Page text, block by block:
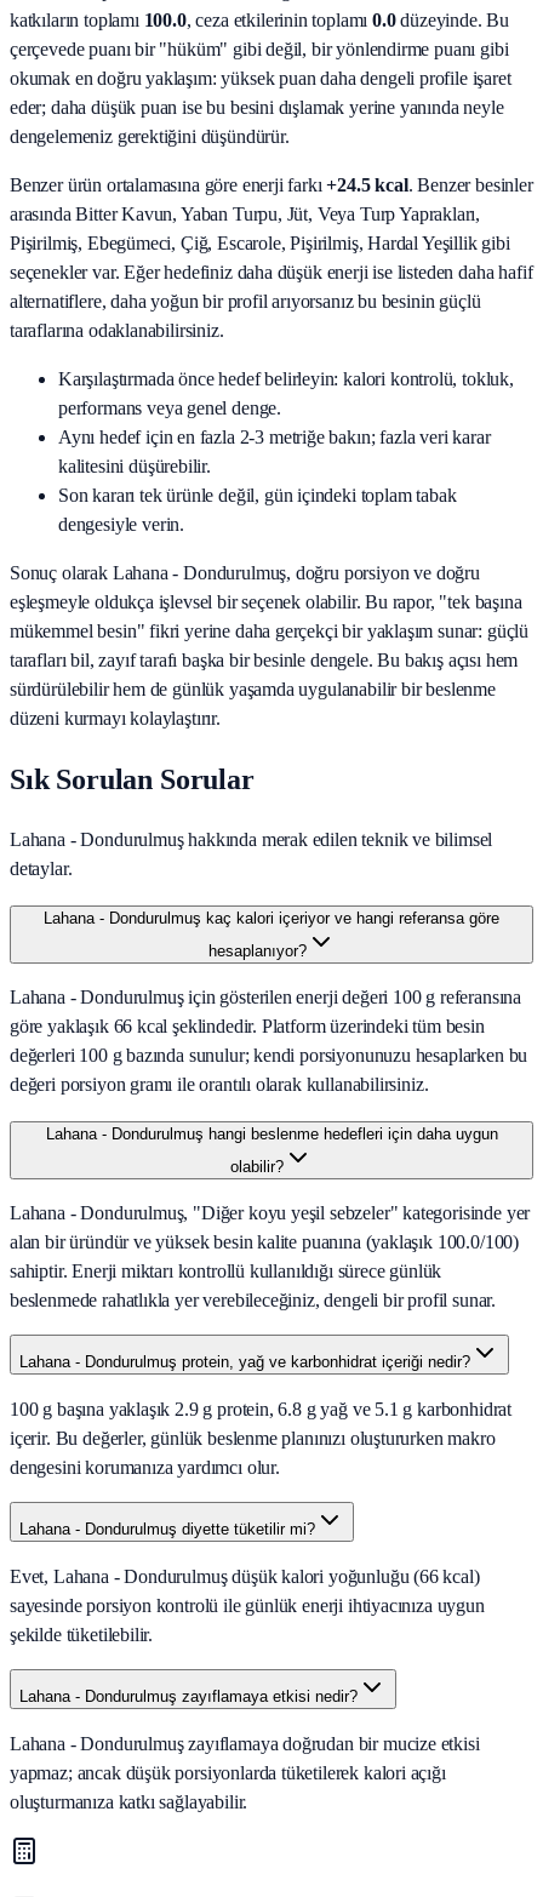
katkıların toplamı 100.0, ceza etkilerinin toplamı 0.0düzeyinde. Bu
çerçevede puanı bir "hüküm" gibi değil, bir yönlendirme puanı gibi
okumak en doğru yaklaşım: yüksek puan daha dengeli profile işaret
eder; daha düşük puan ise bu besini dışlamak yerine yanında neyle
dengelemeniz gerektiğini düşündürür.
Benzer ürün ortalamasına göre enerji farkı +24.5 kcal. Benzer besinler
arasındaBitter Kavun, Yaban Turpu, Jüt, Veya Turp Yaprakları,
Pişirilmiş, Ebegümeci, Çiğ, Escarole, Pişirilmiş, Hardal Yeşillikgibi
seçenekler var. Eğer hedefiniz daha düşük enerji ise listeden daha hafif
alternatiflere, daha yoğun bir profil arıyorsanız bu besinin güçlü
taraflarına odaklanabilirsiniz.
Karşılaştırmada önce hedef belirleyin: kalori kontrolü, tokluk,
performans veya genel denge.
Aynı hedef için en fazla 2-3 metriğe bakın; fazla veri karar
kalitesini düşürebilir.
Son kararı tek ürünle değil, gün içindeki toplam tabak
dengesiyle verin.
Sonuç olarak Lahana - Dondurulmuş, doğru porsiyon ve doğru
eşleşmeyle oldukça işlevsel bir seçenek olabilir. Bu rapor, "tek başına
mükemmel besin" fikri yerine daha gerçekçi bir yaklaşım sunar: güçlü
tarafları bil, zayıf tarafı başka bir besinle dengele. Bu bakış açısı hem
sürdürülebilir hem de günlük yaşamda uygulanabilir bir beslenme
düzeni kurmayı kolaylaştırır.
Sık Sorulan Sorular
Lahana - Dondurulmuş hakkında merak edilen teknik ve bilimsel
detaylar.
Lahana - Dondurulmuş kaç kalori içeriyor ve hangi referansa göre
hesaplanıyor?
Lahana - Dondurulmuş için gösterilen enerji değeri 100 g referansına
göre yaklaşık 66 kcal şeklindedir. Platform üzerindeki tüm besin
değerleri 100 g bazında sunulur; kendi porsiyonunuzu hesaplarken bu
değeri porsiyon gramı ile orantılı olarak kullanabilirsiniz.
Lahana - Dondurulmuş hangi beslenme hedefleri için daha uygun
olabilir?
Lahana - Dondurulmuş, "Diğer koyu yeşil sebzeler" kategorisinde yer
alan bir üründür ve yüksek besin kalite puanına (yaklaşık 100.0/100)
sahiptir. Enerji miktarı kontrollü kullanıldığı sürece günlük
beslenmede rahatlıkla yer verebileceğiniz, dengeli bir profil sunar.
Lahana - Dondurulmuş protein, yağ ve karbonhidrat içeriği nedir?
100 g başına yaklaşık 2.9 g protein, 6.8 g yağ ve 5.1 g karbonhidrat
içerir. Bu değerler, günlük beslenme planınızı oluştururken makro
dengesini korumanıza yardımcı olur.
Lahana - Dondurulmuş diyette tüketilir mi?
Evet, Lahana - Dondurulmuş düşük kalori yoğunluğu (66 kcal)
sayesinde porsiyon kontrolü ile günlük enerji ihtiyacınıza uygun
şekilde tüketilebilir.
Lahana - Dondurulmuş zayıflamaya etkisi nedir?
Lahana - Dondurulmuş zayıflamaya doğrudan bir mucize etkisi
yapmaz; ancak düşük porsiyonlarda tüketilerek kalori açığı
oluşturmanıza katkı sağlayabilir.